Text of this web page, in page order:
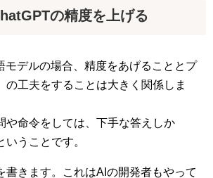
の精度を上げる
モデルの場合、精度をあげることとプ
の工夫をすることは大きく関係しま
や命令をしては、下手な答えしか
うことです。
書きます。これはAIの開発者もやって